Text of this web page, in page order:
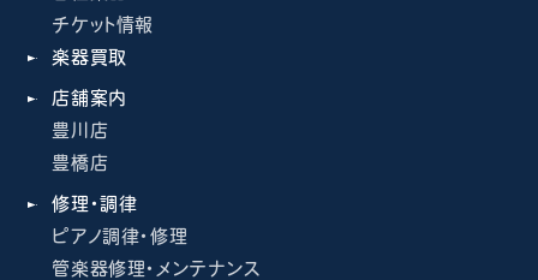
チケット情報
楽器買取
店舗案内
豊川店
豊橋店
修理・調律
ピアノ調律・修理
管楽器修理・メンテナンス